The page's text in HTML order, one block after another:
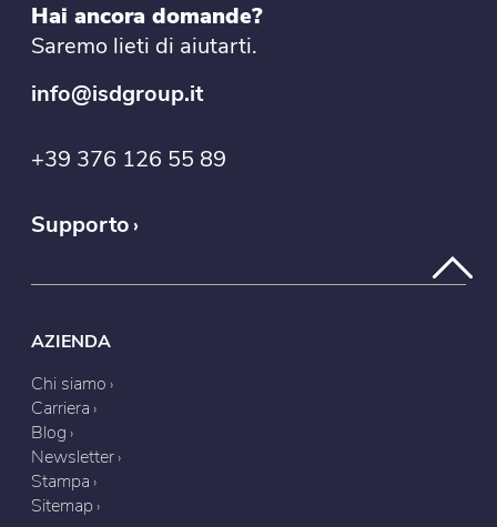
Hai ancora domande?
Saremo lieti di aiutarti.
info@isdgroup.it
+39 376 126 55 89
Supporto
AZIENDA
Chi siamo
Carriera
Blog
Newsletter
Stampa
Sitemap